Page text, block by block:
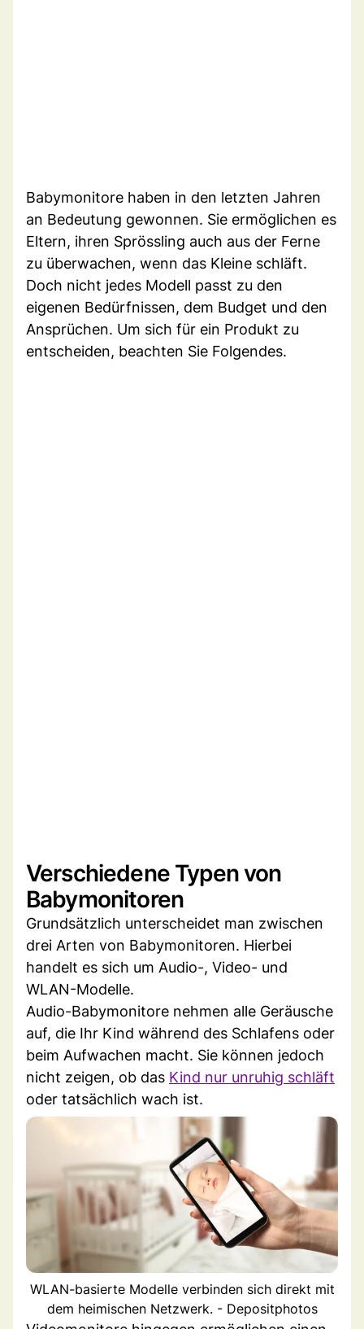
Babymonitore haben in den letzten Jahren
an Bedeutung gewonnen. Sie ermöglichen es
Eltern, ihren Sprössling auch aus der Ferne
zu überwachen, wenn das Kleine schläft.
Doch nicht jedes Modell passt zu den
eigenen Bedürfnissen, dem Budget und den
Ansprüchen. Um sich für ein Produkt zu
entscheiden, beachten Sie Folgendes.
Verschiedene Typen von
Babymonitoren
Grundsätzlich unterscheidet man zwischen
drei Arten von Babymonitoren. Hierbei
handelt es sich um Audio-, Video- und
WLAN-Modelle.
Audio-Babymonitore nehmen alle Geräusche
auf, die Ihr Kind während des Schlafens oder
beim Aufwachen macht. Sie können jedoch
nicht zeigen, ob das Kind nur unruhig schläft
oder tatsächlich wach ist.
WLAN-basierte Modelle verbinden sich direkt mit
dem heimischen Netzwerk. - Depositphotos